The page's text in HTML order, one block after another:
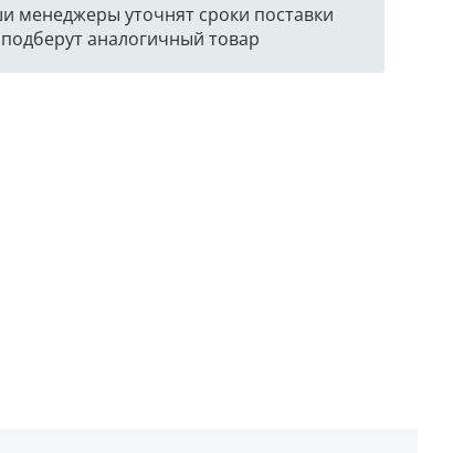
менеджеры уточнят сроки поставки
аналогичный товар